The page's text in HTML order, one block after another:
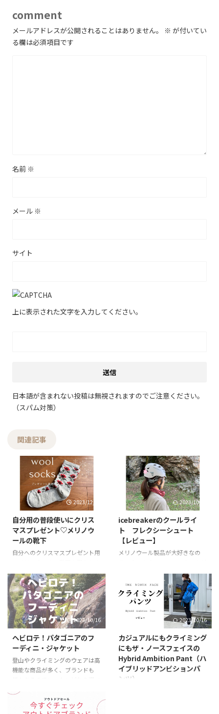
comment
メールアドレスが公開されることはありません。 ※ が付いてい
る欄は必須項目です
名前 ※
メール ※
サイト
上に表示された文字を入力してください。
日本語が含まれない投稿は無視されますのでご注意ください。
（スパム対策）
関連記事
2023/12/16
自分用の普段使いにクリス
マスプレゼント♡メリノウ
ールの靴下
自分へのクリスマスプレゼント用
した♡ メリノウールがとっても好
きなので、登山、ハイキング、ク
ライミング、お散歩、日常、仕事
でも クローゼットの中にはメリ
ノウール製品がたくさん！ 靴下
と簡単に言っても実は種類が豊富
です。 プレゼントやご自身の靴
下選びの参考になれば嬉しいで
す。 こんな方におすすめ クリス
マスや誕生日プレゼントなどギフ
トに手頃な値段で相手に気を使わ
の靴下が履きたい 品質の良い靴
下を探している メリノウール ...
2023/10/16
icebreakerのクールライ
ト フレクシーシュート
【レビュー】
メリノウール製品が大好きなの
イターの類もメリノウール製品を
愛用しています。 今回は、アイス
ブレーカーのネックゲイターであ
るCOOL LITE Flexi Chuteを新し
く導入しましたのでご紹介しま
す。 COOL LITE Flexi Chute(クー
ルライト フレクシーシュート）
の基本情報 アイスブレーカーの
ネックゲイターであるクールライ
ト フレクシーシュートの製品情
報です。 Fabric (再生繊維）リヨ
セル60％/ウール（メリノウー
2023/10/16
ヘビロテ！パタゴニアのフ
ーディニ・ジャケット
登山やクライミングのウェアは高
機能な商品が多く、ブランドも
ばいいのか迷ってしまいません
か？ 登山歴２３年、クライミン
グ（アルパインクライミング）歴
2023/10/16
カジュアルにもクライミング
にもザ・ノースフェイスの
Hybrid Ambition Pant（ハ
イブリッドアンビションパ
ンツ）